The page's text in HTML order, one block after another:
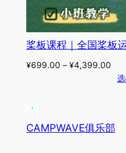
桨板课程｜全国桨板
¥699.00 – ¥4,399.00
CAMPWAVE俱乐部